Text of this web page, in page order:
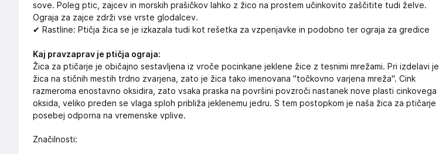
sove. Poleg ptic, zajcev in morskih prašičkov lahko z žico na prostem učinkovito zaščitite tudi želve.
Ograja za zajce zdrži vse vrste glodalcev.
✔ Rastline: Ptičja žica se je izkazala tudi kot rešetka za vzpenjavke in podobno ter ograja za gredice
Kaj pravzaprav je ptičja ograja:
Žica za ptičarje je običajno sestavljena iz vroče pocinkane jeklene žice z tesnimi mrežami. Pri izdelavi je
žica na stičnih mestih trdno zvarjena, zato je žica tako imenovana "točkovno varjena mreža". Cink
razmeroma enostavno oksidira, zato vsaka praska na površini povzroči nastanek nove plasti cinkovega
oksida, veliko preden se vlaga sploh približa jeklenemu jedru. S tem postopkom je naša žica za ptičarje
posebej odporna na vremenske vplive.
Značilnosti: